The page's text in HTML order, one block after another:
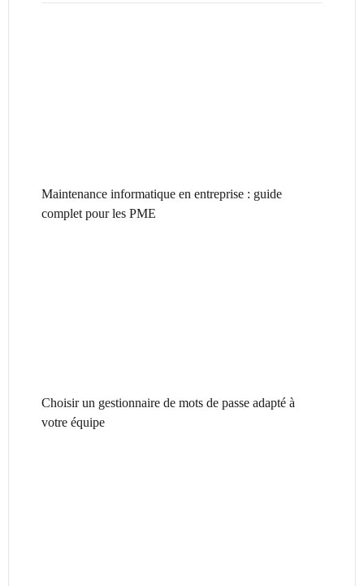
Maintenance informatique en entreprise : guide
complet pour les PME
Choisir un gestionnaire de mots de passe adapté à
votre équipe